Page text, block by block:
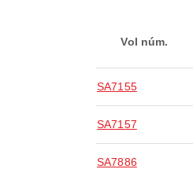
Vol núm.
SA7155
SA7157
SA7886